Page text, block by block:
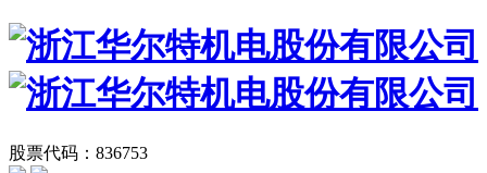
股票代码：836753